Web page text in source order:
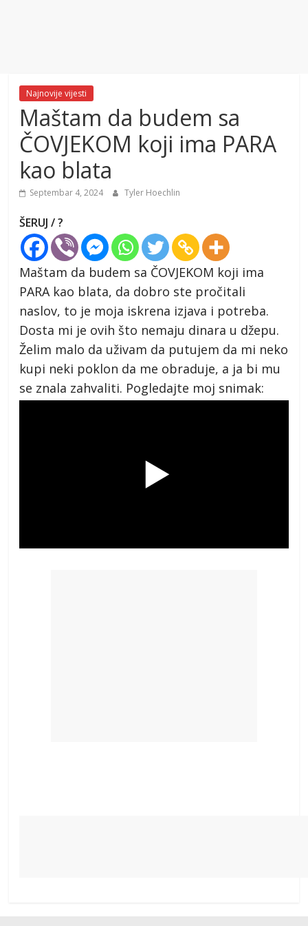
Najnovije vijesti
Maštam da budem sa
ČOVJEKOM koji ima PARA
kao blata
Septembar 4, 2024 Tyler Hoechlin
ŠERUJ / ?
Maštam da budem sa ČOVJEKOM koji ima
PARA kao blata, da dobro ste pročitali
naslov, to je moja iskrena izjava i potreba.
Dosta mi je ovih što nemaju dinara u džepu.
Želim malo da uživam da putujem da mi neko
kupi neki poklon da me obraduje, a ja bi mu
se znala zahvaliti. Pogledajte moj snimak: